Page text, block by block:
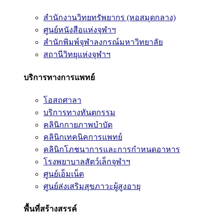
สำนักงานวิทยทรัพยากร (หอสมุดกลาง)
ศูนย์หนังสือแห่งจุฬาฯ
สำนักพิมพ์จุฬาลงกรณ์มหาวิทยาลัย
สถานีวิทยุแห่งจุฬาฯ
บริการทางการแพทย์
โอสถศาลา
บริการทางทันตกรรม
คลินิกกายภาพบำบัด
คลินิกเทคนิคการแพทย์
คลินิกโภชนาการและการกำหนดอาหาร
โรงพยาบาลสัตว์เล็กจุฬาฯ
ศูนย์เอ็มเน็ต
ศูนย์ส่งเสริมสุขภาวะผู้สูงอายุ
พื้นที่สร้างสรรค์